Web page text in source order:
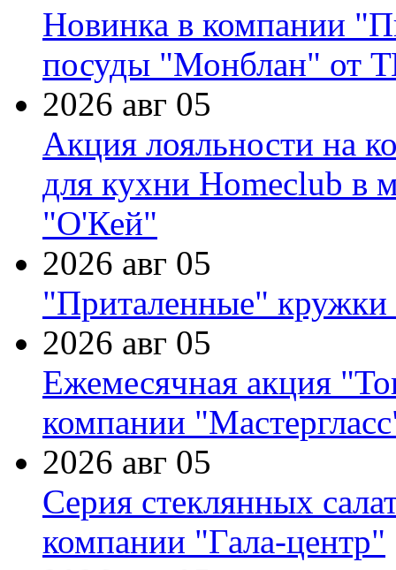
Новинка в компании
посуды "Монблан" от
2026 авг 05
Акция лояльности на
для кухни Homeclub в
"О'Кей"
2026 авг 05
"Приталенные" кружки
2026 авг 05
Ежемесячная акция
компании
2026 авг 05
Серия стеклянных
компании "Гала-центр"